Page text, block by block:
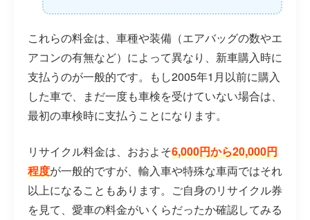
これらの料金は、車種や装備（エアバッグの数やエ
アコンの有無など）によって異なり、新車購入時に
支払うのが一般的です。もし2005年1月以前に購入
した車で、まだ一度も車検を受けていない場合は、
最初の車検時に支払うことになります。
リサイクル料金は、おおよそ6,000円から20,000円
程度が一般的ですが、輸入車や特殊な車両ではそれ
以上になることもあります。ご自身のリサイクル券
を見て、愛車の料金がいくらだったか確認してみる